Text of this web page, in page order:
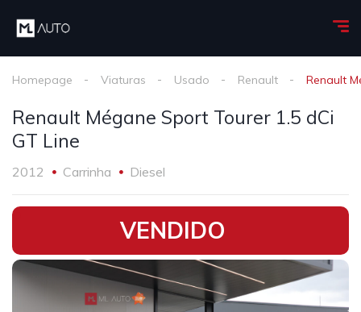
Homepage Viaturas Usado Renault Renault
Renault Mégane Sport Tourer 1.5 dCi
GT Line
2012 Carrinha Diesel
•
VENDIDO